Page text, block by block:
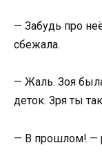
— Забудь про
сбежала.
— Жаль. Зоя
деток. Зря ты
— В прошлом! —